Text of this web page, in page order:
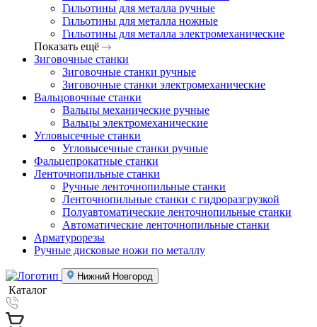
Гильотины для металла ручные
Гильотины для металла ножные
Гильотины для металла электромеханические
Показать ещё
Зиговочные станки
Зиговочные станки ручные
Зиговочные станки электромеханические
Вальцовочные станки
Вальцы механические ручные
Вальцы электромеханические
Угловысечные станки
Угловысечные станки ручные
Фальцепрокатные станки
Ленточнопильные станки
Ручные ленточнопильные станки
Ленточнопильные станки с гидроразгрузкой
Полуавтоматические ленточнопильные станки
Автоматические ленточнопильные станки
Арматурорезы
Ручные дисковые ножи по металлу
Нижний Новгород
Каталог